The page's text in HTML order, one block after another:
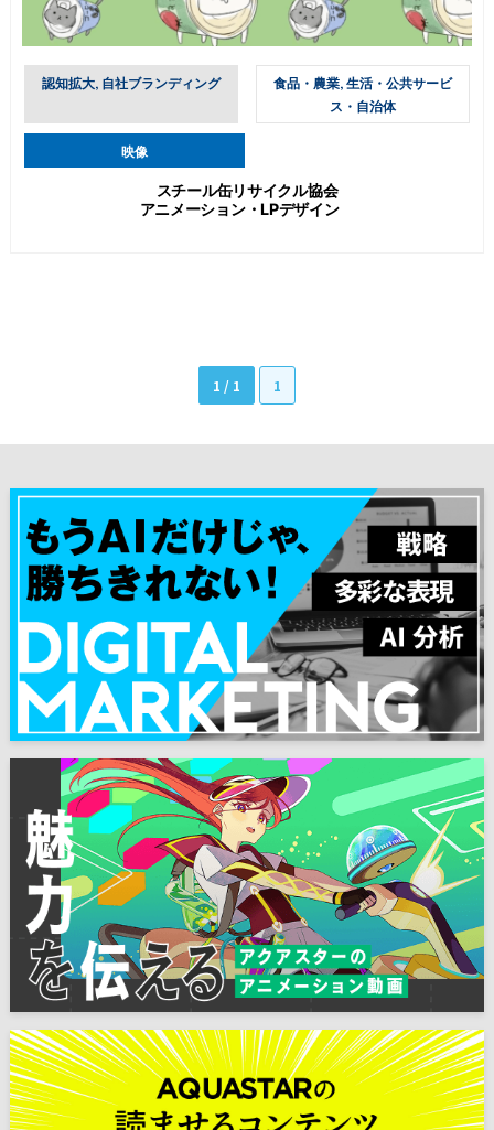
認知拡大, 自社ブランディング
食品・農業, 生活・公共サービ
ス・自治体
映像
スチール缶リサイクル協会
アニメーション・LPデザイン
1 / 1 1